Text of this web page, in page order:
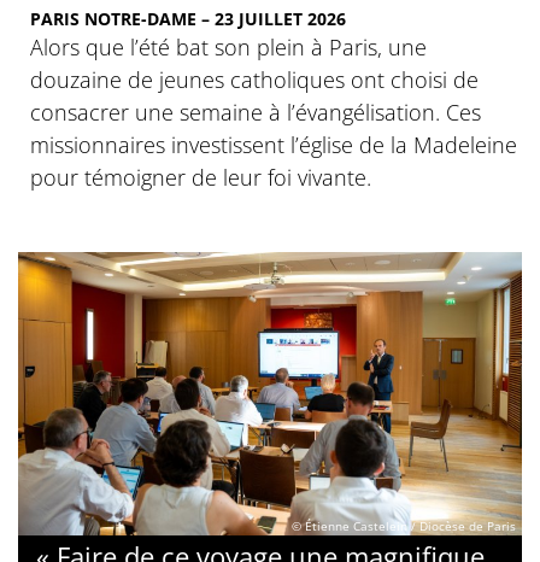
PARIS NOTRE-DAME – 23 JUILLET 2026
Alors que l’été bat son plein à Paris, une
douzaine de jeunes catholiques ont choisi de
consacrer une semaine à l’évangélisation. Ces
missionnaires investissent l’église de la Madeleine
pour témoigner de leur foi vivante.
© Étienne Castelein / Diocèse de Paris